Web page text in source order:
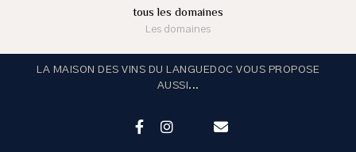
tous les domaines
Les domaines
LA MAISON DES VINS DU LANGUEDOC VOUS PROPOSE
AUSSI...